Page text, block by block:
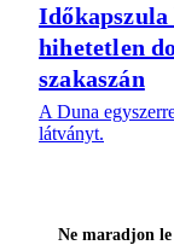
hihetetlen
szakaszán
A Duna
látványt.
Ne maradjon